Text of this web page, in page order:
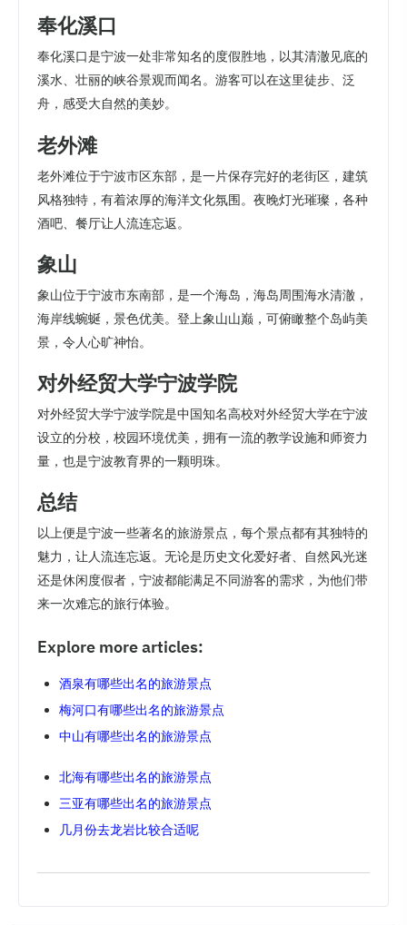
奉化溪口
奉化溪口是宁波一处非常知名的度假胜地，以其清澈见底的
溪水、壮丽的峡谷景观而闻名。游客可以在这里徒步、泛
舟，感受大自然的美妙。
老外滩
老外滩位于宁波市区东部，是一片保存完好的老街区，建筑
风格独特，有着浓厚的海洋文化氛围。夜晚灯光璀璨，各种
酒吧、餐厅让人流连忘返。
象山
象山位于宁波市东南部，是一个海岛，海岛周围海水清澈，
海岸线蜿蜒，景色优美。登上象山山巅，可俯瞰整个岛屿美
景，令人心旷神怡。
对外经贸大学宁波学院
对外经贸大学宁波学院是中国知名高校对外经贸大学在宁波
设立的分校，校园环境优美，拥有一流的教学设施和师资力
量，也是宁波教育界的一颗明珠。
总结
以上便是宁波一些著名的旅游景点，每个景点都有其独特的
魅力，让人流连忘返。无论是历史文化爱好者、自然风光迷
还是休闲度假者，宁波都能满足不同游客的需求，为他们带
来一次难忘的旅行体验。
Explore more articles:
酒泉有哪些出名的旅游景点
梅河口有哪些出名的旅游景点
中山有哪些出名的旅游景点
北海有哪些出名的旅游景点
三亚有哪些出名的旅游景点
几月份去龙岩比较合适呢